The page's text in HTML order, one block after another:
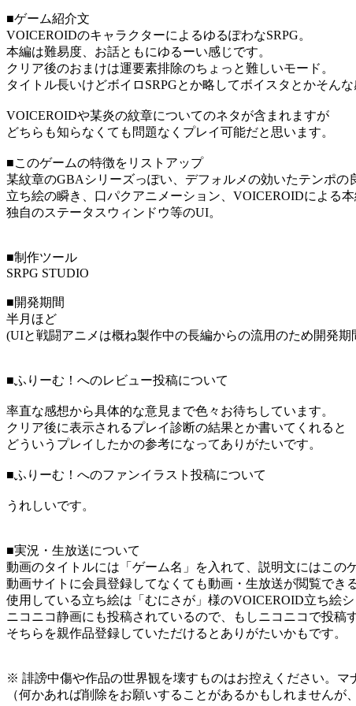
■ゲーム紹介文
VOICEROIDのキャラクターによるゆるぽわなSRPG。
本編は難易度、お話ともにゆるーい感じです。
クリア後のおまけは運要素排除のちょっと難しいモード。
タイトル長いけどボイロSRPGとか略してボイスタとかそんな
VOICEROIDや某炎の紋章についてのネタが含まれますが
どちらも知らなくても問題なくプレイ可能だと思います。
■このゲームの特徴をリストアップ
某紋章のGBAシリーズっぽい、デフォルメの効いたテンポの
立ち絵の瞬き、口パクアニメーション、VOICEROIDによる本
独自のステータスウィンドウ等のUI。
■制作ツール
SRPG STUDIO
■開発期間
半月ほど
(UIと戦闘アニメは概ね製作中の長編からの流用のため開発期
■ふりーむ！へのレビュー投稿について
率直な感想から具体的な意見まで色々お待ちしています。
クリア後に表示されるプレイ診断の結果とか書いてくれると
どういうプレイしたかの参考になってありがたいです。
■ふりーむ！へのファンイラスト投稿について
うれしいです。
■実況・生放送について
動画のタイトルには「ゲーム名」を入れて、説明文にはこの
動画サイトに会員登録してなくても動画・生放送が閲覧でき
使用している立ち絵は「むにさが」様のVOICEROID立ち絵
ニコニコ静画にも投稿されているので、もしニコニコで投稿
そちらを親作品登録していただけるとありがたいかもです。
※ 誹謗中傷や作品の世界観を壊すものはお控えください。マ
（何かあれば削除をお願いすることがあるかもしれませんが